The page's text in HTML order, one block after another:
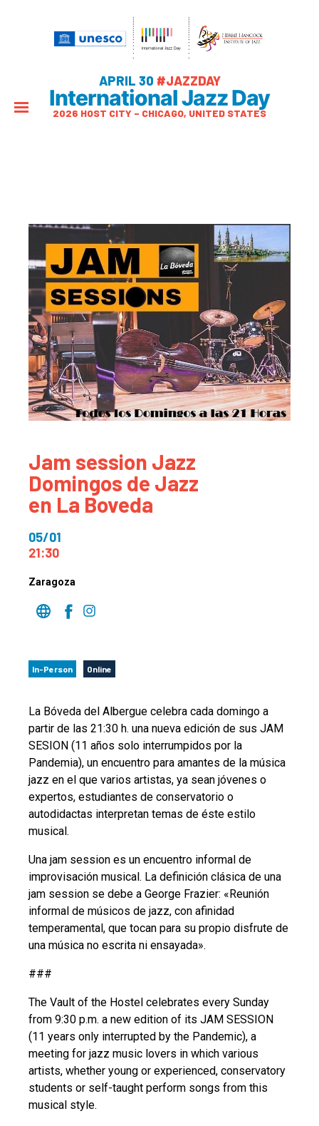
APRIL 30 #JAZZDAY
International Jazz Day
2026 HOST CITY – CHICAGO, UNITED STATES
Jam session Jazz
Domingos de Jazz
en La Boveda
05/01
21:30
Zaragoza
In-Person Online
La Bóveda del Albergue celebra cada domingo a
partir de las 21:30 h. una nueva edición de sus JAM
SESION (11 años solo interrumpidos por la
Pandemia), un encuentro para amantes de la música
jazz en el que varios artistas, ya sean jóvenes o
expertos, estudiantes de conservatorio o
autodidactas interpretan temas de éste estilo
musical.
Una jam session es un encuentro informal de
improvisación musical. La definición clásica de una
jam session se debe a George Frazier: «Reunión
informal de músicos de jazz, con afinidad
temperamental, que tocan para su propio disfrute de
una música no escrita ni ensayada».
###
The Vault of the Hostel celebrates every Sunday
from 9:30 p.m. a new edition of its JAM SESSION
(11 years only interrupted by the Pandemic), a
meeting for jazz music lovers in which various
artists, whether young or experienced, conservatory
students or self-taught perform songs from this
musical style.